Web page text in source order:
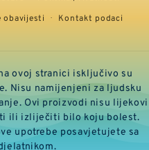
obavijesti Kontakt podaci
ovoj stranici isključivo su
Nisu namijenjeni za ljudsku
Ovi proizvodi nisu lijekovi
ili izliječiti bilo koju bolest.
upotrebe posavjetujete sa